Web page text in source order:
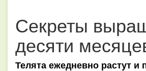
Секреты
десяти
Телята ежедневно растут